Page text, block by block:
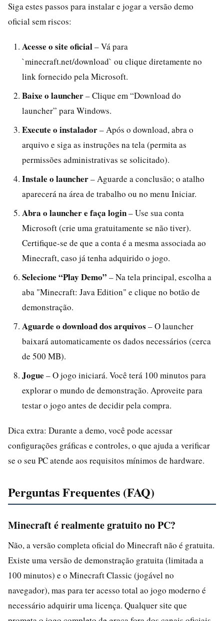
Siga estes passos para instalar e jogar a versão demo
oficial sem riscos:
Acesse o site oficial– Vá para
`minecraft.net/download` ou clique diretamente no
link fornecido pela Microsoft.
Baixe o launcher– Clique em “Download do
launcher” para Windows.
Execute o instalador– Após o download, abra o
arquivo e siga as instruções na tela (permita as
permissões administrativas se solicitado).
Instale o launcher– Aguarde a conclusão; o atalho
aparecerá na área de trabalho ou no menu Iniciar.
Abra o launcher e faça login– Use sua conta
Microsoft (crie uma gratuitamente se não tiver).
Certifique-se de que a conta é a mesma associada ao
Minecraft, caso já tenha adquirido o jogo.
Selecione “Play Demo” – Na tela principal, escolha a
aba "Minecraft: Java Edition" e clique no botão de
demonstração.
Aguarde o download dos arquivos – O launcher
baixará automaticamente os dados necessários (cerca
de 500 MB).
Jogue – O jogo iniciará. Você terá 100 minutos para
explorar o mundo de demonstração. Aproveite para
testar o jogo antes de decidir pela compra.
Dica extra: Durante a demo, você pode acessar
configurações gráficas e controles, o que ajuda a verificar
se o seu PC atende aos requisitos mínimos de hardware.
Perguntas Frequentes (FAQ)
Minecraft é realmente gratuito no PC?
Não, a versão completa oficial do Minecraft não é gratuita.
Existe uma versão de demonstração gratuita (limitada a
100 minutos) e o Minecraft Classic (jogável no
navegador), mas para ter acesso total ao jogo moderno é
necessário adquirir uma licença. Qualquer site que